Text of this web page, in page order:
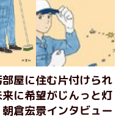
屋に住む片付けられ
に希望がじんっと灯
倉宏景インタビュー